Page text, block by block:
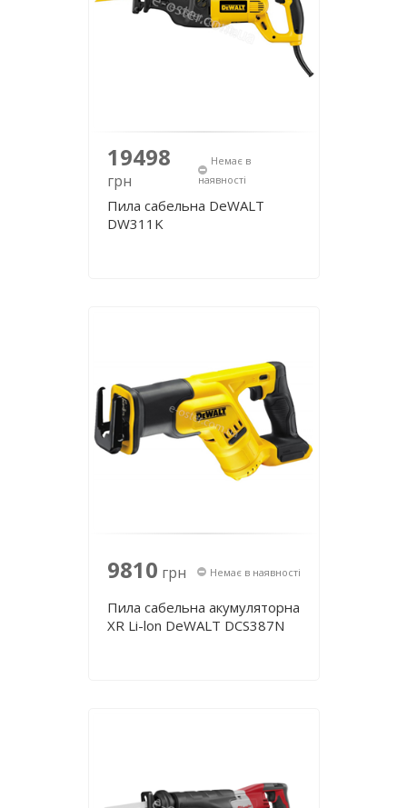
19498
грн
Немає в
наявності
Пила сабельна DeWALT
DW311K
9810 грн Немає в наявності
Пила сабельна акумуляторна
XR Li-lon DeWALT DCS387N